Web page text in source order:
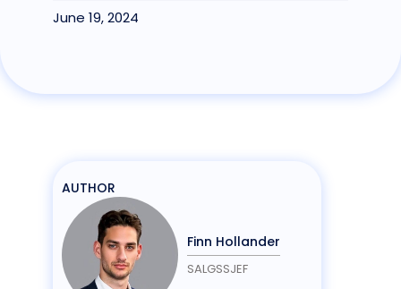
June 19, 2024
AUTHOR
Finn Hollander
SALGSSJEF